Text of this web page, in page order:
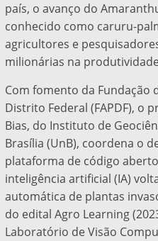
país, o avanço do
conhecido como caruru-
agricultores e
milionárias na
Com fomento da Fundação
Distrito Federal (FAPDF), o
Bias, do Instituto de
Brasília (UnB), coordena o
plataforma de código
inteligência artificial (IA)
automática de plantas
do edital Agro Learning
Laboratório de Visão